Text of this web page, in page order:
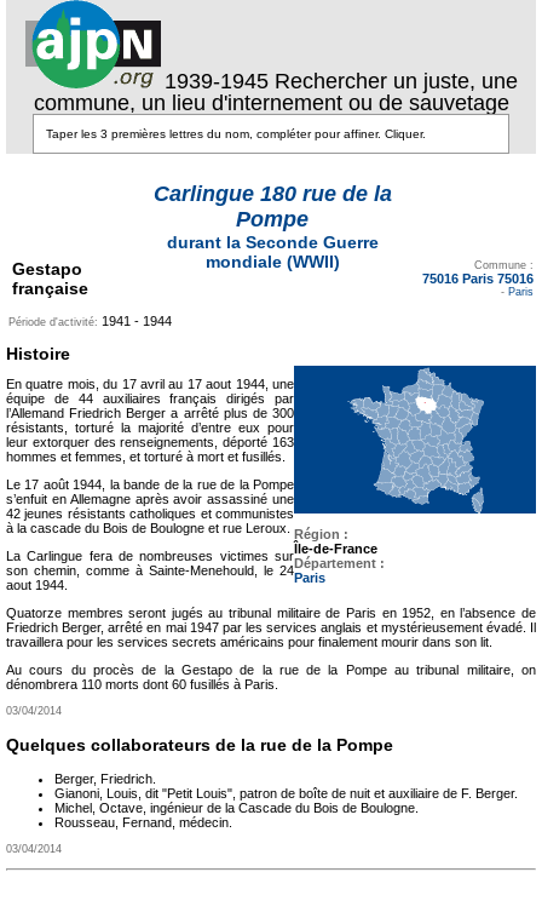
1939-1945 Rechercher un juste, une
commune, un lieu d'internement ou de sauvetage
Gestapo
française
Carlingue 180 rue de la
Pompe
durant la Seconde Guerre
mondiale (WWII)
Commune :
75016 Paris 75016
- Paris
Période d'activité: 1941 - 1944
Région :
Île-de-France
Département :
Paris
Histoire
En quatre mois, du 17 avril au 17 aout 1944, une
équipe de 44 auxiliaires français dirigés par
l’Allemand Friedrich Berger a arrêté plus de 300
résistants, torturé la majorité d’entre eux pour
leur extorquer des renseignements, déporté 163
hommes et femmes, et torturé à mort et fusillés.
Le 17 août 1944, la bande de la rue de la Pompe
s’enfuit en Allemagne après avoir assassiné une
42 jeunes résistants catholiques et communistes
à la cascade du Bois de Boulogne et rue Leroux.
La Carlingue fera de nombreuses victimes sur
son chemin, comme à Sainte-Menehould, le 24
aout 1944.
Quatorze membres seront jugés au tribunal militaire de Paris en 1952, en l’absence de
Friedrich Berger, arrêté en mai 1947 par les services anglais et mystérieusement évadé. Il
travaillera pour les services secrets américains pour finalement mourir dans son lit.
Au cours du procès de la Gestapo de la rue de la Pompe au tribunal militaire, on
dénombrera 110 morts dont 60 fusillés à Paris.
03/04/2014
Quelques collaborateurs de la rue de la Pompe
Berger, Friedrich.
Gianoni, Louis, dit "Petit Louis", patron de boîte de nuit et auxiliaire de F. Berger.
Michel, Octave, ingénieur de la Cascade du Bois de Boulogne.
Rousseau, Fernand, médecin.
03/04/2014